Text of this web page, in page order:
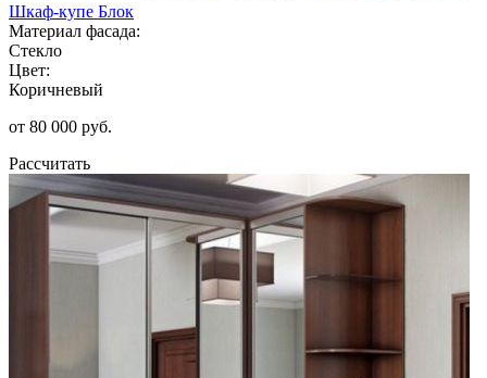
Шкаф-купе Блок
Материал фасада:
Стекло
Цвет:
Коричневый
от 80 000 руб.
Рассчитать